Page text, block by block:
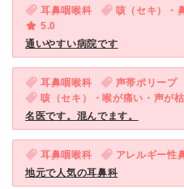
耳鼻咽喉科
咳（セキ）・
5.0
通いやすい病院です
耳鼻咽喉科
声帯ポリープ
咳（セキ）・喉が痛い・声が
名医です。混んでます。
耳鼻咽喉科 アレルギー性
地元で人気の耳鼻科